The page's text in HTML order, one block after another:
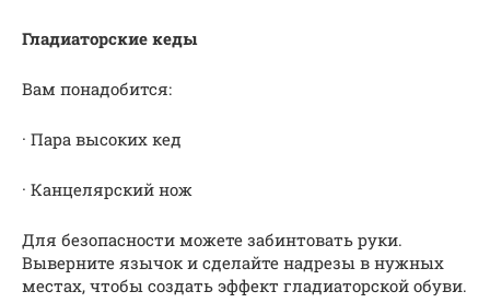
Гладиаторские кеды
Вам понадобится:
· Пара высоких кед
· Канцелярский нож
Для безопасности можете забинтовать руки.
Выверните язычок и сделайте надрезы в нужных
местах, чтобы создать эффект гладиаторской обуви.